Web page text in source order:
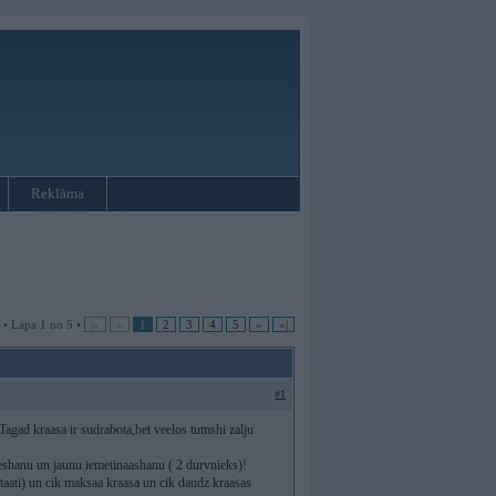
Reklāma
Lapa 1 no 5 • |« « 1 2 3 4 5 » »|
#1
kraasa ir sudrabota,bet veelos tumshi zalju
un jaunu iemetinaashanu ( 2 durvnieks)!
un cik maksaa kraasa un cik daudz kraasas